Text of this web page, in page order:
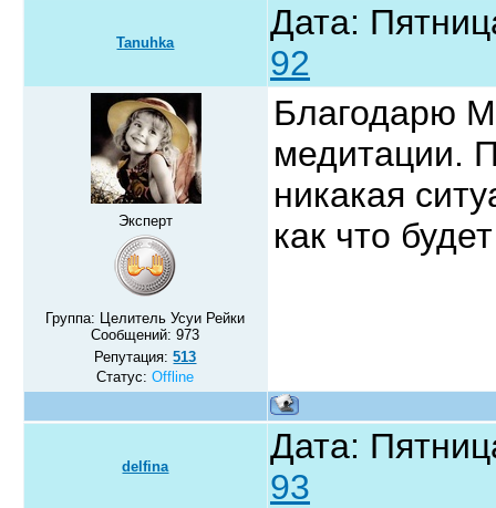
Tanuhka
Дата:
92
Эксперт
Группа: Целитель Усуи Рейки
Сообщений:973
Репутация:513
Статус:Offline
Благодарю
медитации.
никакая
как что
delfina
Дата:
93